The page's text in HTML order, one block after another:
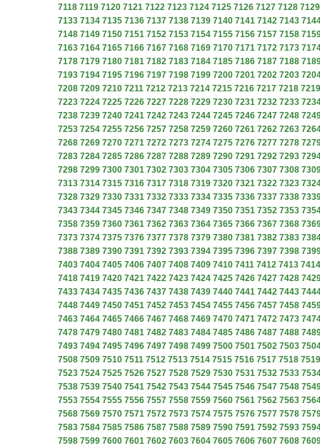
7118 7119 7120 7121 7122 7123 7124 7125 7126 7127 7128 7129
7133 7134 7135 7136 7137 7138 7139 7140 7141 7142 7143
7148 7149 7150 7151 7152 7153 7154 7155 7156 7157 7158
7163 7164 7165 7166 7167 7168 7169 7170 7171 7172 7173
7178 7179 7180 7181 7182 7183 7184 7185 7186 7187 7188
7193 7194 7195 7196 7197 7198 7199 7200 7201 7202 7203
7208 7209 7210 7211 7212 7213 7214 7215 7216 7217 7218 7219
7223 7224 7225 7226 7227 7228 7229 7230 7231 7232 7233
7238 7239 7240 7241 7242 7243 7244 7245 7246 7247 7248
7253 7254 7255 7256 7257 7258 7259 7260 7261 7262 7263
7268 7269 7270 7271 7272 7273 7274 7275 7276 7277 7278
7283 7284 7285 7286 7287 7288 7289 7290 7291 7292 7293
7298 7299 7300 7301 7302 7303 7304 7305 7306 7307 7308
7313 7314 7315 7316 7317 7318 7319 7320 7321 7322 7323
7328 7329 7330 7331 7332 7333 7334 7335 7336 7337 7338
7343 7344 7345 7346 7347 7348 7349 7350 7351 7352 7353
7358 7359 7360 7361 7362 7363 7364 7365 7366 7367 7368
7373 7374 7375 7376 7377 7378 7379 7380 7381 7382 7383
7388 7389 7390 7391 7392 7393 7394 7395 7396 7397 7398
7403 7404 7405 7406 7407 7408 7409 7410 7411 7412 7413 7414
7418 7419 7420 7421 7422 7423 7424 7425 7426 7427 7428
7433 7434 7435 7436 7437 7438 7439 7440 7441 7442 7443
7448 7449 7450 7451 7452 7453 7454 7455 7456 7457 7458
7463 7464 7465 7466 7467 7468 7469 7470 7471 7472 7473
7478 7479 7480 7481 7482 7483 7484 7485 7486 7487 7488
7493 7494 7495 7496 7497 7498 7499 7500 7501 7502 7503
7508 7509 7510 7511 7512 7513 7514 7515 7516 7517 7518 7519
7523 7524 7525 7526 7527 7528 7529 7530 7531 7532 7533
7538 7539 7540 7541 7542 7543 7544 7545 7546 7547 7548
7553 7554 7555 7556 7557 7558 7559 7560 7561 7562 7563
7568 7569 7570 7571 7572 7573 7574 7575 7576 7577 7578
7583 7584 7585 7586 7587 7588 7589 7590 7591 7592 7593
7598 7599 7600 7601 7602 7603 7604 7605 7606 7607 7608